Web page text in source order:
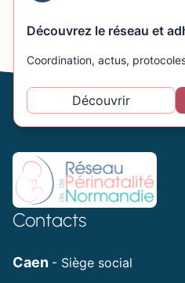
Découvrez le réseau et
Coordination, actus,
Découvrir
Contacts
Caen - Siège social